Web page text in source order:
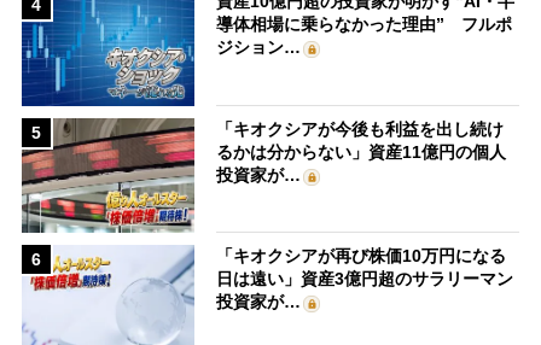
4
導体相場に乗らなかった理由” フルポ
ジション…
5
「キオクシアが今後も利益を出し続け
るかは分からない」資産11億円の個人
投資家が…
6
「キオクシアが再び株価10万円になる
日は遠い」資産3億円超のサラリーマン
投資家が…